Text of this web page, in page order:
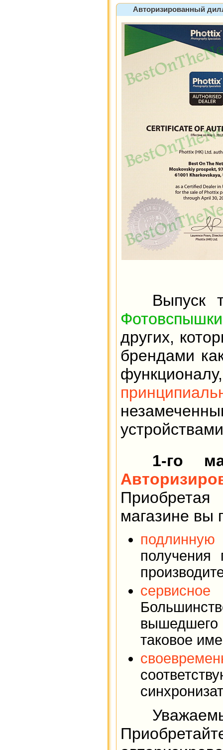
Авторизированный
Выпуск
Фотовспышки
других,
брендами
1-го
магазине вы
подлинную
получения
таковое